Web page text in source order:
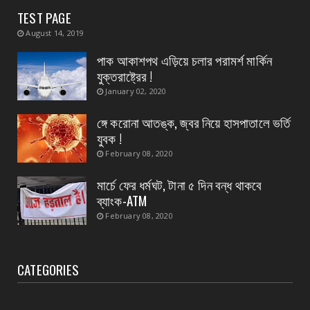
প্রধান এর পদত্যাগের ২৪ ঘন্টা কাটতে না কাটতেই
কুকড়াহাটি গ্রা...
August 04, 2026
পথ নিরাপত্তা সপ্তাহ ২০২৬ দ্বিতীয় দিন
August 04, 2026
TEST PAGE
August 14, 2019
পাক আকাশপথ এড়িয়ে চলার পরামর্শ মার্কিন
যুক্তরাষ্ট্রের !
January 02, 2020
ঙ্গে করোনা আতঙ্ক, জ্বর নিয়ে হাসপাতালে ভর্তি
যুবক !
February 08, 2020
মার্চে ফের ধর্মঘট, টানা ৫ দিন বন্ধ থাকবে
ব্যাংক-ATM
February 08, 2020
CATEGORIES